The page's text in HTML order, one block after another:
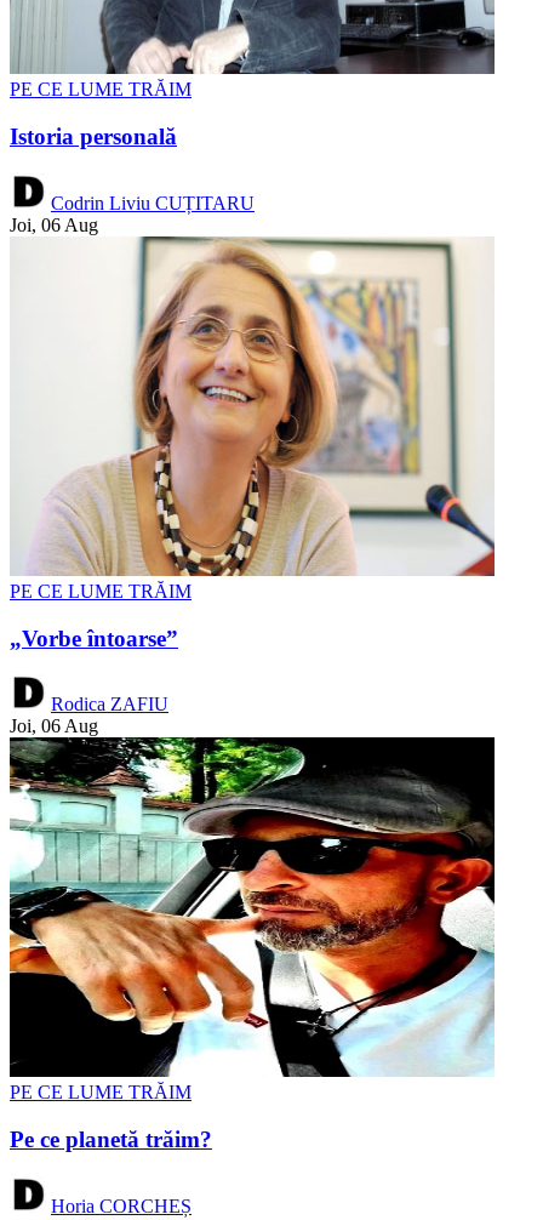
PE CE LUME TRĂIM
Istoria personală
Codrin Liviu CUȚITARU
Joi, 06 Aug
PE CE LUME TRĂIM
„Vorbe întoarse”
Rodica ZAFIU
Joi, 06 Aug
PE CE LUME TRĂIM
Pe ce planetă trăim?
Horia CORCHEȘ